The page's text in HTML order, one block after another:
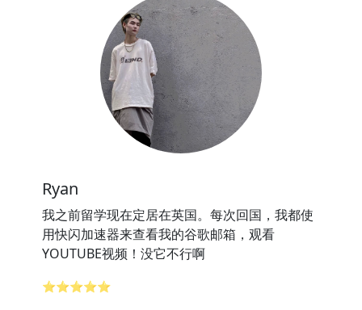
Ryan
我之前留学现在定居在英国。每次回国，我都使
用快闪加速器来查看我的谷歌邮箱，观看
YOUTUBE视频！没它不行啊
⭐⭐⭐⭐⭐